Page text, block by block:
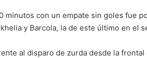
con un empate sin goles fue
y Barcola, la de este último en el
al disparo de zurda desde la